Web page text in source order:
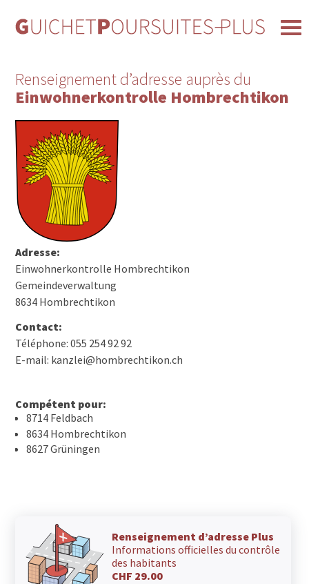
Renseignement d’adresse auprès du
Einwohnerkontrolle Hombrechtikon
Adresse:
Einwohnerkontrolle Hombrechtikon
Gemeindeverwaltung
8634 Hombrechtikon
Contact:
Téléphone: 055 254 92 92
E-mail: kanzlei@hombrechtikon.ch
Compétent pour:
8714 Feldbach
8634 Hombrechtikon
8627 Grüningen
Renseignement d’adresse Plus
Informations officielles du contrôle
des habitants
CHF 29.00